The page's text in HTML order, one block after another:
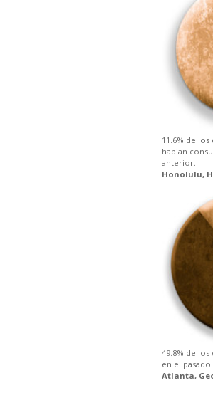
11.6% de
habían
anterior.
Honolulu,
49.8% de
en el pasado.
Atlanta,